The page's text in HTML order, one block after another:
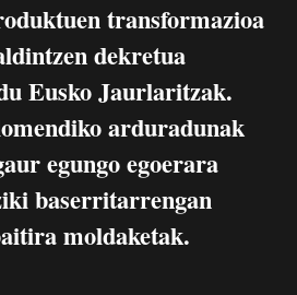
transformazioa
dekretua
Eusko Jaurlaritzak.
arduradunak
egungo egoerara
baserritarrengan
moldaketak.